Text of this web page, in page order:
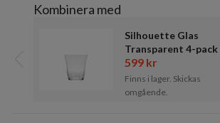
Kombinera med
Silhouette Glas
Transparent 4-pack
599 kr
Finns i lager. Skickas
omgående.
Föregående